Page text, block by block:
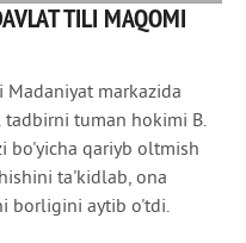
TILI MAQOMI
markazida
tuman hokimi B.
bo'yicha qariyb oltmish
ta'kidlab, ona
borligini aytib o'tdi.